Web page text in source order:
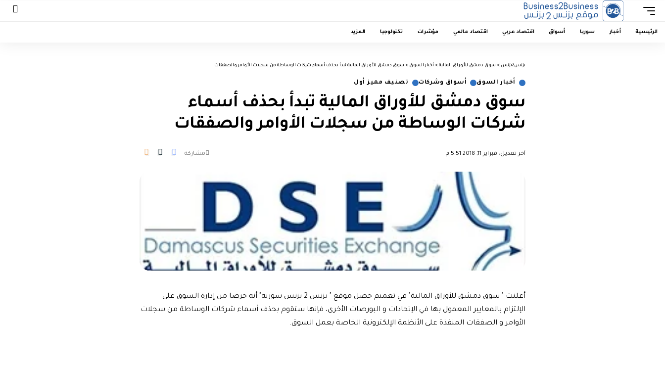
الرئيسية أخبار سوريا أسواق اقتصاد عربي اقتصاد عالمي مؤشرات تكنولوجيا المزيد
بزنس2بزنس > سوق دمشق للأوراق المالية > أخبار السوق > سوق دمشق للأوراق المالية تبدأ بحذف أسماء شركات الوساطة من سجلات الأوامر والصفقات
أخبار السوق أسواق وشركات تصنيف مميز أول
سوق دمشق للأوراق المالية تبدأ بحذف أسماء
شركات الوساطة من سجلات الأوامر والصفقات
آخر تعديل: فبراير 11, 2018 5:51 م مشاركة
أعلنت " سوق دمشق للأوراق المالية" في تعميم حصل موقع " بزنس 2 بزنس سورية" أنه حرصا من إدارة السوق على
الإلتزام بالمعايير المعمول بها في الإتحادات و البورصات الأخرى، فإنها ستقوم بحذف أسماء شركات الوساطة من سجلات
الأوامر و الصفقات المنفذة على الأنظمة الإلكترونية الخاصة بعمل السوق.